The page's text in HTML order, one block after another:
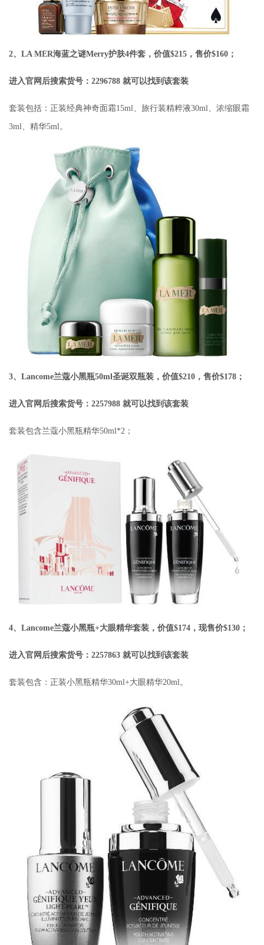
2、LA MER海蓝之谜Merry护肤4件套，价值$215，售价$160；
进入官网后搜索货号：2296788 就可以找到该套装
套装包括：正装经典神奇面霜15ml、旅行装精粹液30ml、浓缩眼霜
3ml、精华5ml。
3、Lancome兰蔻小黑瓶50ml圣诞双瓶装，价值$210，售价$178；
进入官网后搜索货号：2257988 就可以找到该套装
套装包含兰蔻小黑瓶精华50ml*2；
4、Lancome兰蔻小黑瓶+大眼精华套装，价值$174，现售价$130；
进入官网后搜索货号：2257863 就可以找到该套装
套装包含：正装小黑瓶精华30ml+大眼精华20ml。